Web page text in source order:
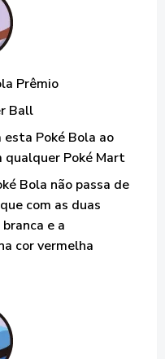
Prêmio
Ball
esta Poké Bola ao
qualquer Poké Mart
Bola não passa de
com as duas
e a
cor vermelha